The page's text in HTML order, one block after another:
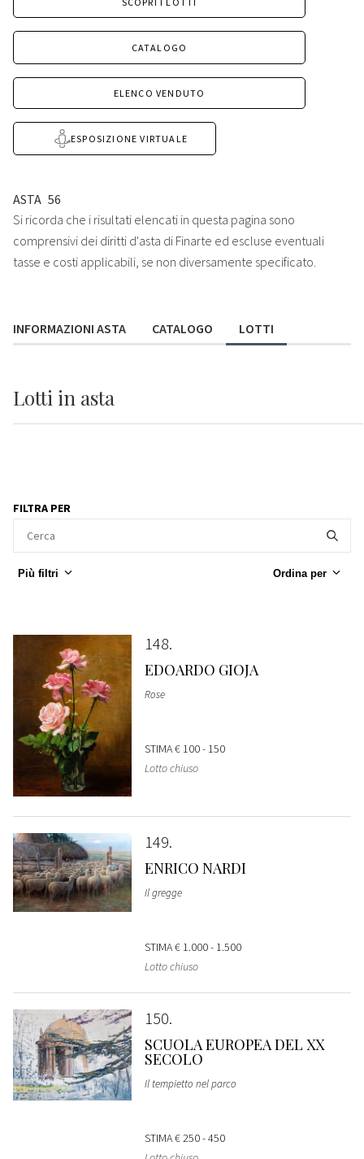
CATALOGO
ELENCO VENDUTO
ESPOSIZIONE VIRTUALE
ASTA 56
Si ricorda che i risultati elencati in questa pagina sono
comprensivi dei diritti d'asta di Finarte ed escluse eventuali
tasse e costi applicabili, se non diversamente specificato.
INFORMAZIONI ASTA CATALOGO LOTTI
Lotti in asta
FILTRA PER
Più filtri Ordina per
148
EDOARDO GIOJA
Rose
STIMA€ 100 - 150
Lotto chiuso
149
ENRICO NARDI
Il gregge
STIMA€ 1.000 - 1.500
Lotto chiuso
150
SCUOLA EUROPEA DEL XX
SECOLO
Il tempietto nel parco
STIMA€ 250 - 450